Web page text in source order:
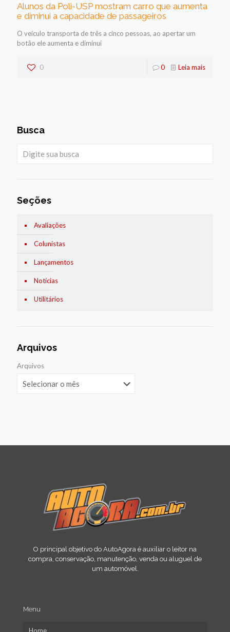
Alunos da Poli-USP mostram carro que aumenta
e diminui a capacidade de passageiros
O veículo transporta de três a cinco pessoas, ao apertar um
botão ele aumenta e diminui
0 0 Leia mais
Busca
Seções
Avaliações
Colunistas
Lançamentos
Notícias
Utilitários
Arquivos
Arquivos
O principal objetivo do AutoAgora é auxiliar o leitor na
compra, conservação, manutenção, venda ou aluguel de
um automóvel.
Menu